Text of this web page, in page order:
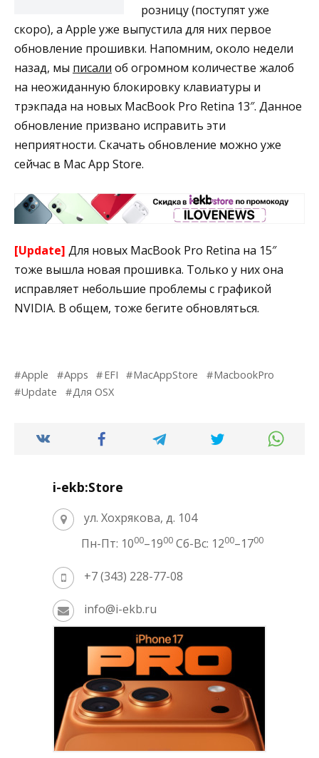
розницу (поступят уже
скоро), а Apple уже выпустила для них первое
обновление прошивки. Напомним, около недели
назад, мы писали об огромном количестве жалоб
на неожиданную блокировку клавиатуры и
трэкпада на новых MacBook Pro Retina 13″. Данное
обновление призвано исправить эти
неприятности. Скачать обновление можно уже
сейчас в Mac App Store.
[Update] Для новых MacBook Pro Retina на 15″
тоже вышла новая прошивка. Только у них она
исправляет небольшие проблемы с графикой
NVIDIA. В общем, тоже бегите обновляться.
Apple Apps EFI MacAppStore
MacbookPro
Update
Для OSX
i-ekb:Store
ул. Хохрякова, д. 104
Пн-Пт: 1000–1900 Сб-Вс: 1200–1700
+7 (343) 228-77-08
info@i-ekb.ru